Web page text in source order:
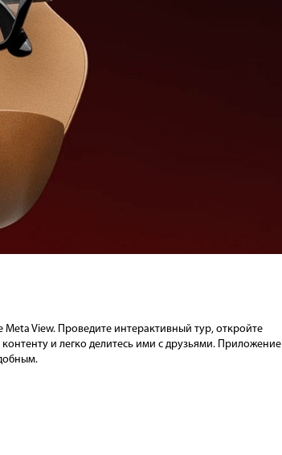
View. Проведите интерактивный тур, откройте
и легко делитесь ими с друзьями. Приложение